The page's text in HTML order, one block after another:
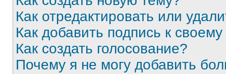
Как отредактировать или
Как добавить подпись к
Как создать голосование?
Почему я не могу добавить